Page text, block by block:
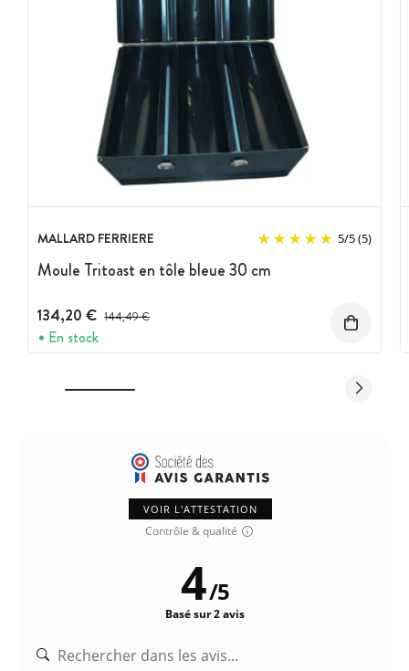
MALLARD FERRIERE 5/5(5)
Moule Tritoast en tôle bleue 30 cm
134,20 € Prix avant réduction :
144,49 €
En stock
VOIR L'ATTESTATION
Contrôle & qualité
4/5
Basé sur 2 avis